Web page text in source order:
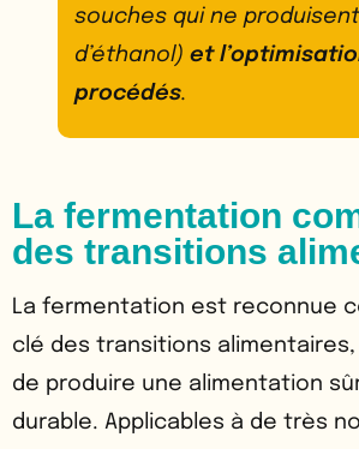
souches qui ne
d’éthanol)et
procédés.
La fermentation
des transitions
La fermentation est reconnue
clé des transitions
de produire une alimentation
durable. Applicables à de très